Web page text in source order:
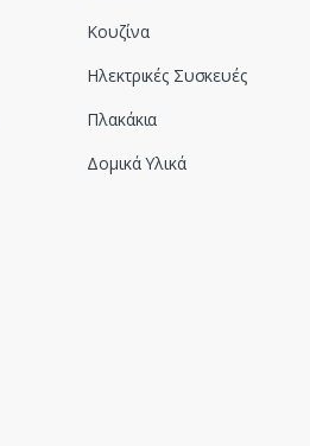
Κουζίνα
Ηλεκτρικές Συσκευές
Πλακάκια
Δομικά Υλικά